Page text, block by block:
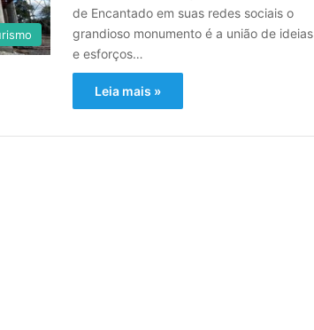
de Encantado em suas redes sociais o
grandioso monumento é a união de ideias
e esforços…
Leia mais »